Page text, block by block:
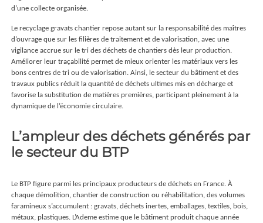
d’une collecte organisée.
Le recyclage gravats chantier repose autant sur la responsabilité des maîtres
d’ouvrage que sur les filières de traitement et de valorisation, avec une
vigilance accrue sur le tri des déchets de chantiers dès leur production.
Améliorer leur traçabilité permet de mieux orienter les matériaux vers les
bons centres de tri ou de valorisation. Ainsi, le secteur du bâtiment et des
travaux publics réduit la quantité de déchets ultimes mis en décharge et
favorise la substitution de matières premières, participant pleinement à la
dynamique de l’économie circulaire.
L’ampleur des déchets générés par
le secteur du BTP
Le BTP figure parmi les principaux producteurs de déchets en France. À
chaque démolition, chantier de construction ou réhabilitation, des volumes
faramineux s’accumulent : gravats, déchets inertes, emballages, textiles, bois,
métaux, plastiques. L’Ademe estime que le bâtiment produit chaque année